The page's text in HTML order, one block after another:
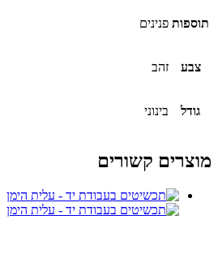
תוספות פנינים
צבע זהב
גודל בינוני
מוצרים קשורים